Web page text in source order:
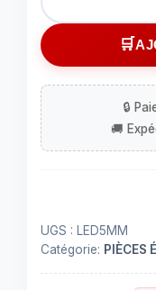
de
Del
bi-
vert
et
rouge
UGS : LED5MM
Catégorie: PIÈCES